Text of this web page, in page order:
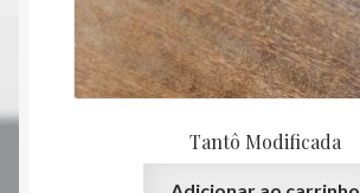
Tantô Modificada